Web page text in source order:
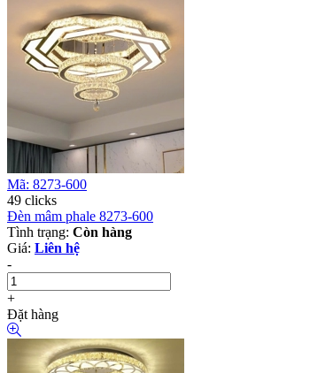
Mã: 8273-600
49 clicks
Đèn mâm phale 8273-600
Tình trạng: Còn hàng
Giá: Liên hệ
-
+
Đặt hàng